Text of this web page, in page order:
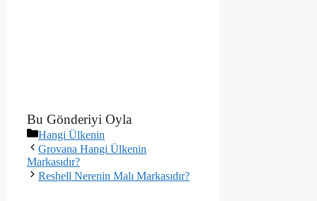
Bu Gönderiyi Oyla
Kategoriler
Hangi Ülkenin
Grovana Hangi Ülkenin
Markasıdır?
Reshell Nerenin Malı Markasıdır?